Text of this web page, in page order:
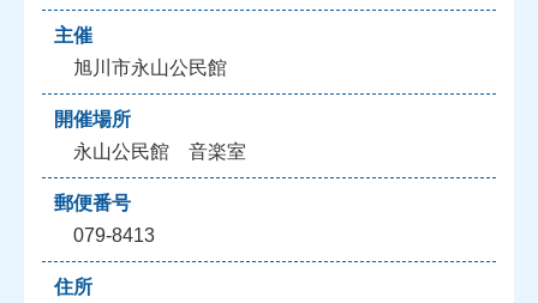
主催
旭川市永山公民館
開催場所
永山公民館 音楽室
郵便番号
079-8413
住所